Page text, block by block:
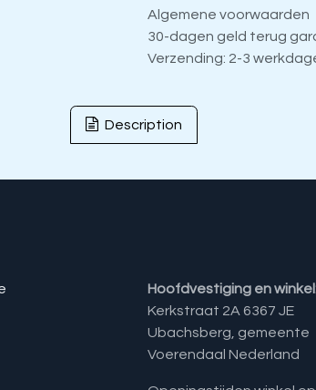
Algemene voorwaarden
30-dagen geld terug
Verzending: 2-3
Description
Hoofdvestiging en
Kerkstraat 2A 6367 JE
Ubachsberg, gemeente
Voerendaal Nederland